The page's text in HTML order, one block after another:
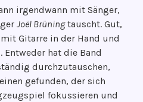
irgendwann mit Sänger,
Joël Brüningtauscht. Gut,
Gitarre in der Hand und
hat die Band
durchzutauschen,
gefunden, der sich
fokussieren und